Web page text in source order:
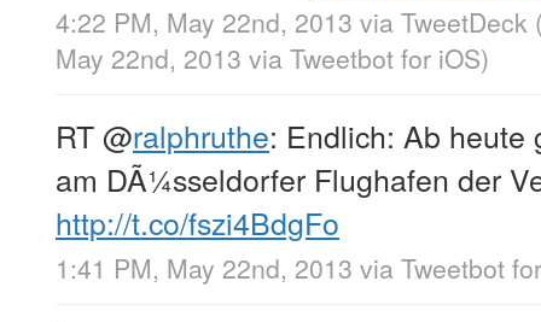
4:22 PM, May 22nd, 2013 via TweetDeck
May 22nd, 2013 via Tweetbot for iOS)
RT@ralphruthe: Endlich: Ab heute
am DÃ¼sseldorfer Flughafen der
http://t.co/fszi4BdgFo
1:41 PM, May 22nd, 2013 via Tweetbot